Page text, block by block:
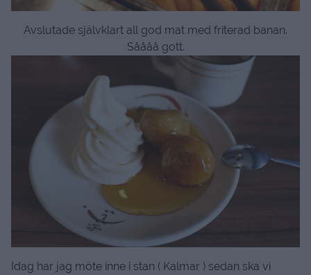
Avslutade självklart all god mat med friterad banan.
Såååå gott.
Idag har jag möte inne i stan ( Kalmar ) sedan ska vi